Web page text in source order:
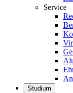
Service
Studium